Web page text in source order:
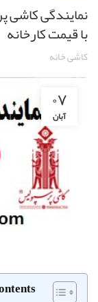
نمایندگی
با قیمت کارخانه
کاشی خانه
۰۷
آبان